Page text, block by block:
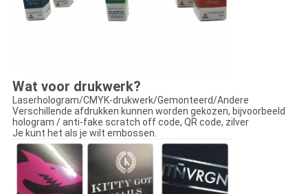
Wat voor drukwerk?
Laserhologram/CMYK-drukwerk/Gemonteerd/Andere
Verschillende afdrukken kunnen worden gekozen, bijvoorbeeld
hologram / anti-fake scratch off code, QR code, zilver
Je kunt het als je wilt embossen.